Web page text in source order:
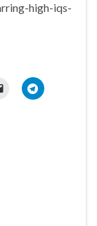
high-iqs-